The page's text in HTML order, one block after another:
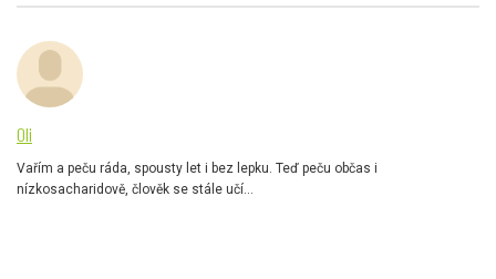
Oli
Vařím a peču ráda, spousty let i bez lepku. Teď peču občas i
nízkosacharidově, člověk se stále učí...